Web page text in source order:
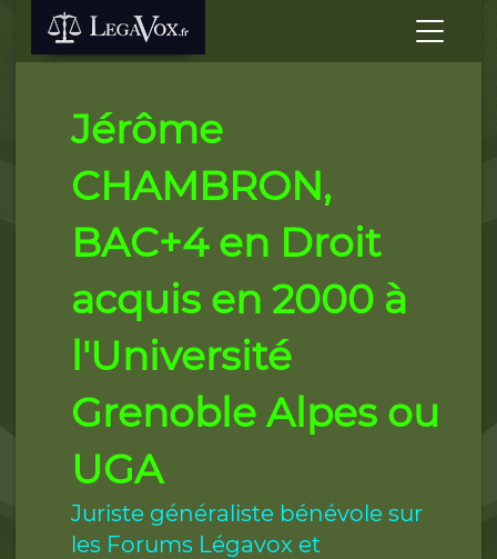
Jérôme
CHAMBRON,
BAC+4 en Droit
acquis en 2000 à
l'Université
Grenoble Alpes ou
UGA
Juriste généraliste bénévole sur
les Forums Légavox et